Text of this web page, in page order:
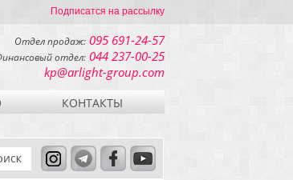
Подписатся на рассылку
Отдел продаж: 095 691-24-57
отдел: 044 237-00-25
kp@arlight-group.com
КОНТАКТЫ